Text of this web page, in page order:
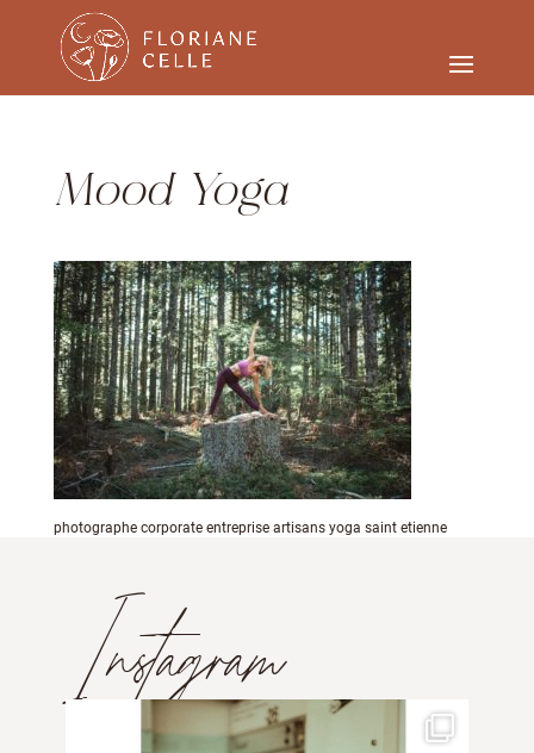
Mood Yoga
photographe corporate entreprise artisans yoga saint etienne
Instagram